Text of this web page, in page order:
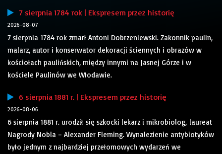
7 sierpnia 1784 rok | Ekspresem przez historię
2026-08-07
7 sierpnia 1784 rok zmarł Antoni Dobrzeniewski. Zakonnik paulin,
malarz, autor i konserwator dekoracji ściennych i obrazów w
kościołach paulińskich, między innymi na Jasnej Górze i w
kościele Paulinów we Włodawie.
6 sierpnia 1881 r. | Ekspresem przez historię
2026-08-06
6 sierpnia 1881 r. urodził się szkocki lekarz i mikrobiolog, laureat
Nagrody Nobla – Alexander Fleming. Wynalezienie antybiotyków
było jednym z najbardziej przełomowych wydarzeń we